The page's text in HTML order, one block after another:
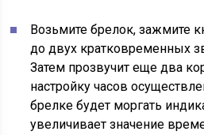
Возьмите брелок, зажмите
до двух кратковременных
Затем прозвучит еще два
настройку часов
брелке будет моргать
увеличивает значение